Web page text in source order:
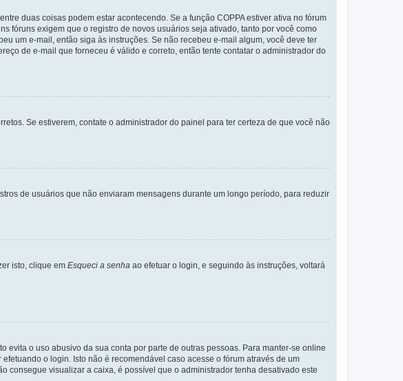
duas coisas podem estar acontecendo. Se a função COPPA estiver ativa no fórum
fóruns exigem que o registro de novos usuários seja ativado, tanto por você como
um e-mail, então siga às instruções. Se não recebeu e-mail algum, você deve ter
de e-mail que forneceu é válido e correto, então tente contatar o administrador do
Se estiverem, contate o administrador do painel para ter certeza de que você não
de usuários que não enviaram mensagens durante um longo período, para reduzir
isto, clique em Esqueci a senha ao efetuar o login, e seguindo às instruções, voltará
evita o uso abusivo da sua conta por parte de outras pessoas. Para manter-se online
efetuando o login. Isto não é recomendável caso acesse o fórum através de um
consegue visualizar a caixa, é possível que o administrador tenha desativado este